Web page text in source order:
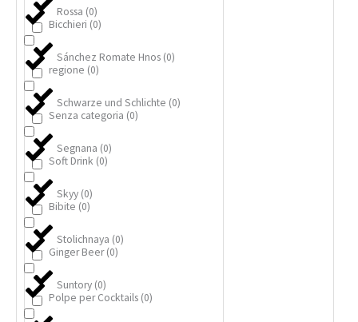
Rossa (0)
Sánchez Romate Hnos (0)
Schwarze und Schlichte (0)
Segnana (0)
Skyy (0)
Stolichnaya (0)
Suntory (0)
Bicchieri (0)
regione (0)
Senza categoria (0)
Soft Drink (0)
Bibite (0)
Ginger Beer (0)
Polpe per Cocktails (0)